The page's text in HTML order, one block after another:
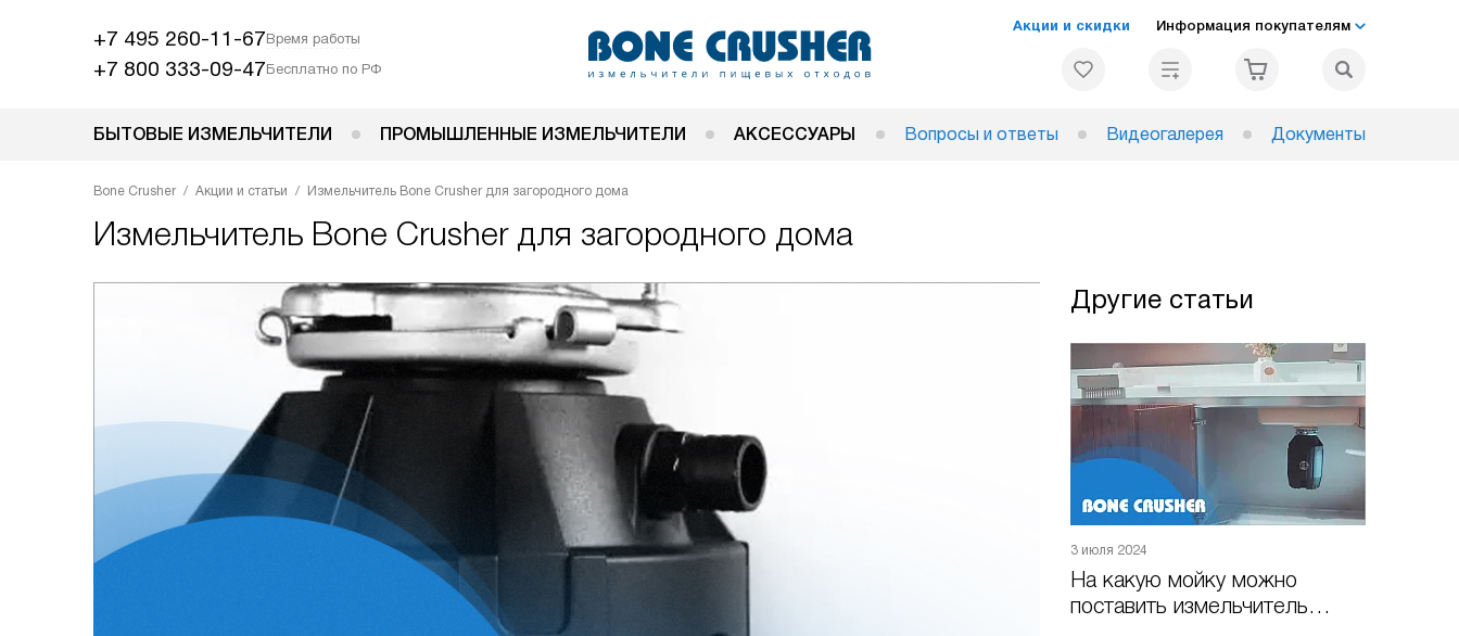
+7 495 260-11-67Время работы
+7 800 333-09-47Бесплатно по РФ
Акции и скидки Информация покупателям
БЫТОВЫЕ ИЗМЕЛЬЧИТЕЛИ ПРОМЫШЛЕННЫЕ ИЗМЕЛЬЧИТЕЛИ АКСЕССУАРЫ Вопросы и ответы Видеогалерея Документы
Bone Crusher Акции и статьи Измельчитель Bone Crusher для загородного дома
Измельчитель Bone Crusher для загородного дома
Другие статьи
3 июля 2024
На какую мойку можно
поставить измельчитель